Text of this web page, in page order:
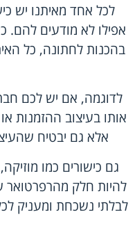
לכל אחד מאיתנו יש
אפילו לא מודעים להם.
בהכנות לחתונה, כל
לדוגמה, אם יש לכם
אותו בעיצוב ההזמנות
אלא גם יבטיח
גם כישורים כמו
להיות חלק
לבלתי נשכחת ומעניק